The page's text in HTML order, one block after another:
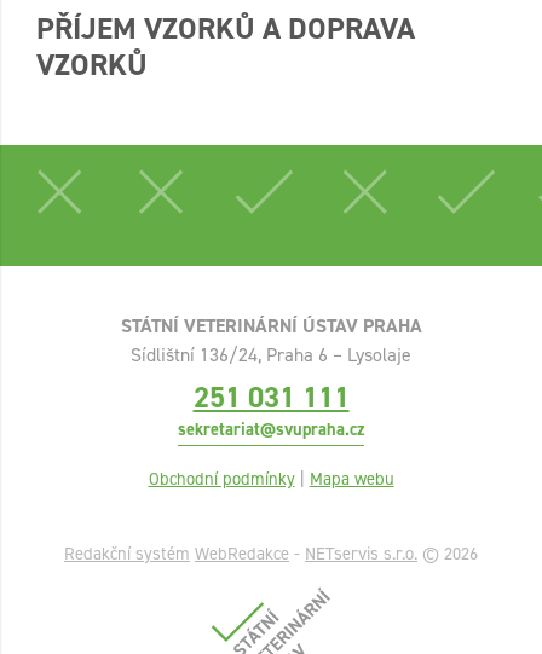
PŘÍJEM VZORKŮ A DOPRAVA
VZORKŮ
STÁTNÍ VETERINÁRNÍ ÚSTAV PRAHA
Sídlištní 136/24, Praha 6 – Lysolaje
251 031 111
sekretariat@svupraha.cz
Obchodní podmínky | Mapa webu
Redakční systém WebRedakce - NETservis s.r.o. © 2026